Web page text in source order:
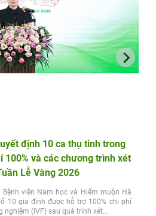
định 10 ca thụ tinh trong
100% và các chương trình xét
Lễ Vàng 2026
viện Nam học và Hiếm muộn Hà
10 gia đình được hỗ trợ 100% chi phí
(IVF) sau quá trình xét...